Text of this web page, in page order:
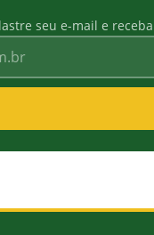
seu e-mail e